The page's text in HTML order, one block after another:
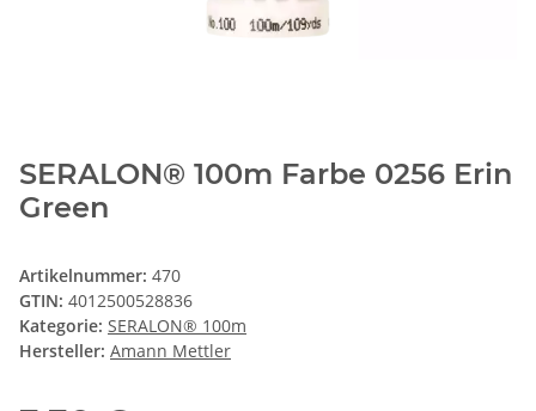
SERALON® 100m Farbe 0256 Erin
Green
Artikelnummer: 470
GTIN: 4012500528836
Kategorie: SERALON® 100m
Hersteller: Amann Mettler